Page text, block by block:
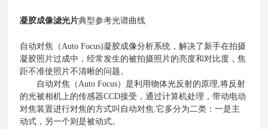
凝胶成像滤光片典型参考光谱曲线
自动对焦（Auto Focus)凝胶成像分析系统，解决了新手在拍摄
凝胶照片过成中，经常发生的被拍摄照片的亮度和对比度，焦
距不准使照片不清晰的问题。
自动对焦（Auto Focus）是利用物体光反射的原理,将反射
的光被相机上的传感器CCD接受，通过计算机处理，带动电动
对焦装置进行对焦的方式叫自动对焦.它多分为二类：一是主
动式，另一个则是被动式。